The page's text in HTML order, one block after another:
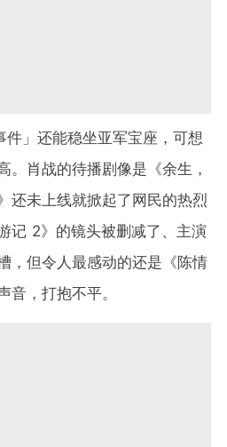
」还能稳坐亚军宝座，可想
。肖战的待播剧像是《余生，
还未上线就掀起了网民的热烈
记 2》的镜头被删减了、主演
，但令人最感动的还是《陈情
音，打抱不平。